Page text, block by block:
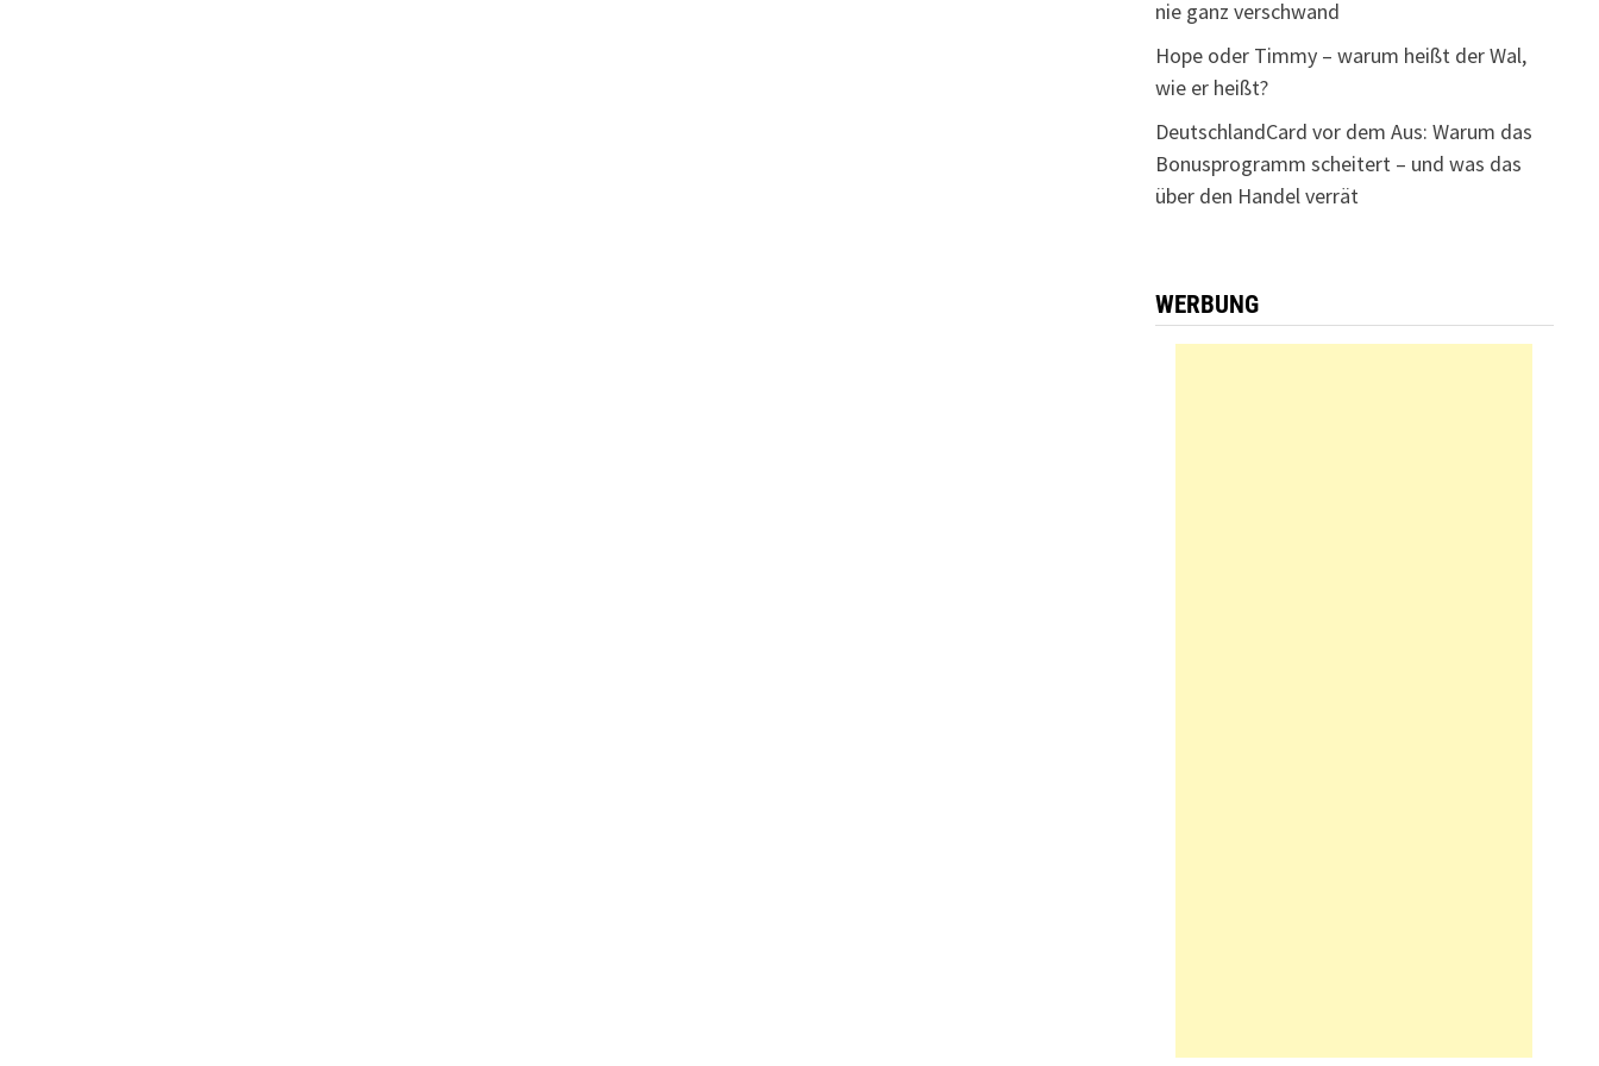
nie ganz verschwand
Hope oder Timmy – warum heißt der Wal,
wie er heißt?
DeutschlandCard vor dem Aus: Warum das
Bonusprogramm scheitert – und was das
über den Handel verrät
WERBUNG